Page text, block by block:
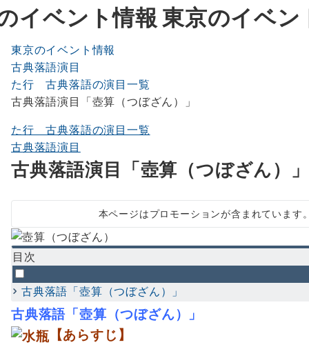
東京のイベン
東京のイベント情報
古典落語演目
た行 古典落語の演目一覧
古典落語演目「壺算（つぼざん）」
た行 古典落語の演目一覧
古典落語演目
古典落語演目「壺算（つぼざん）」
本ページはプロモーションが含まれています
目次
古典落語「壺算（つぼざん）」
古典落語「壺算（つぼざん）」
【あらすじ】